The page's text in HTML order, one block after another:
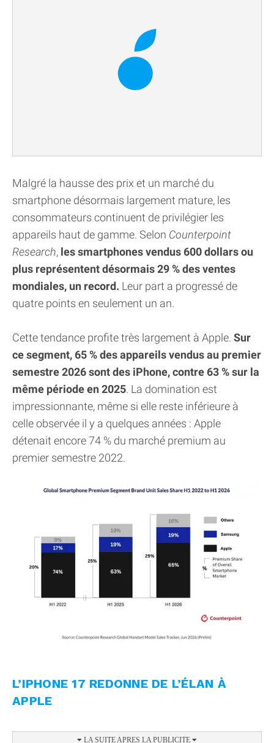
Malgré la hausse des prix et un marché du
smartphone désormais largement mature, les
consommateurs continuent de privilégier les
appareils haut de gamme. Selon Counterpoint
Research, les smartphones vendus 600 dollars ou
plus représentent désormais 29 % des ventes
mondiales, un record. Leur part a progressé de
quatre points en seulement un an.
Cette tendance profite très largement à Apple. Sur
ce segment, 65 % des appareils vendus au premier
semestre 2026 sont des iPhone, contre 63 % sur la
même période en 2025. La domination est
impressionnante, même si elle reste inférieure à
celle observée il y a quelques années : Apple
détenait encore 74 % du marché premium au
premier semestre 2022.
L’IPHONE 17 REDONNE DE L’ÉLAN À
APPLE